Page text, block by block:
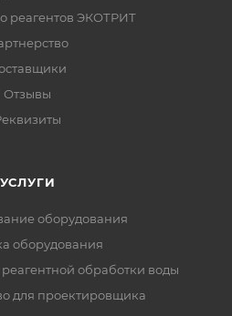
реагентов ЭКОТРИТ
Отзывы
УСЛУГИ
оборудования
оборудования
обработки воды
для проектировщика